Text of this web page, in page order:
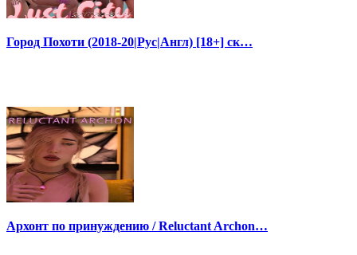
Город Похоти (2018-20|Рус|Англ) [18+] ск…
Архонт по принуждению / Reluctant Archon…